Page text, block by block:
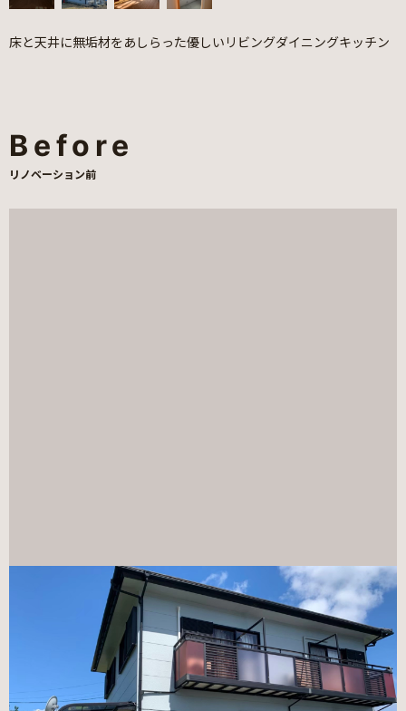
床と天井に無垢材をあしらった優しいリビングダイニングキッチン
Before
リノベーション前